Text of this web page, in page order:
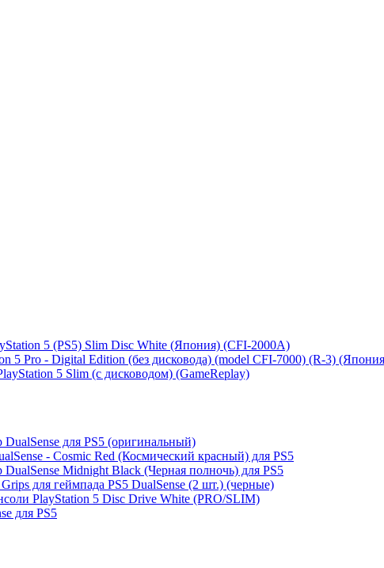
5 (PS5) Slim Disc White (Япония) (CFI-2000A)
5 Pro - Digital Edition (без дисковода) (model CFI-7000) (R-3)
5 Slim (с дисководом) (GameReplay)
DualSense для PS5 (оригинальный)
- Cosmic Red (Космический красный) для PS5
DualSense Midnight Black (Черная полночь) для PS5
для геймпада PS5 DualSense (2 шт.) (черные)
PlayStation 5 Disc Drive White (PRO/SLIM)
для PS5